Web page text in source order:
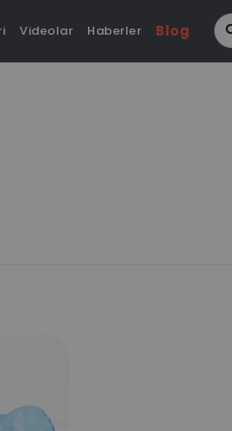
Videolar Haberler Blog